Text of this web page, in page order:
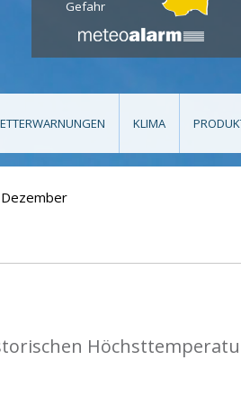
Gefahr
KLIMA
Dezember